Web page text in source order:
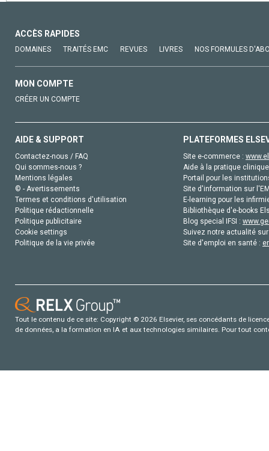
ACCÈS RAPIDES
DOMAINES TRAITÉS EMC REVUES LIVRES NOS FORMULES
MON COMPTE
CRÉER UN COMPTE
AIDE & SUPPORT
Contactez-nous / FAQ
Qui sommes-nous ?
Mentions légales
© - Avertissements
Termes et conditions d'utilisation
Politique rédactionnelle
Politique publicitaire
Cookie settings
Politique de la vie privée
PLATEFORMES
Site e-commerce :
Aide à la pratique
Portail pour les
Site d'information sur
E-learning pour les
Bibliothèque d'e-books
Blog special IFSI :
Suivez notre actualité
Site d'emploi en santé :
Tout le contenu de ce site: Copyright © 2026 Elsevier, ses concédants de
de données, a la formation en IA et aux technologies similaires. Pour tout